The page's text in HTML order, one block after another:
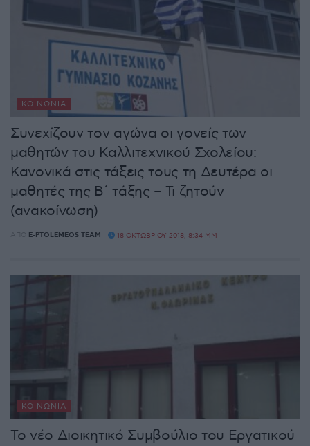
ΚΟΙΝΩΝΊΑ
Συνεχίζουν τον αγώνα οι γονείς των
μαθητών του Καλλιτεχνικού Σχολείου:
Κανονικά στις τάξεις τους τη Δευτέρα οι
μαθητές της Β΄ τάξης – Τι ζητούν
(ανακοίνωση)
ΑΠΌ E-PTOLEMEOS TEAM 18 ΟΚΤΩΒΡΊΟΥ 2018, 8:34 ΜΜ
ΚΟΙΝΩΝΊΑ
Το νέο Διοικητικό Συμβούλιο του Εργατικού